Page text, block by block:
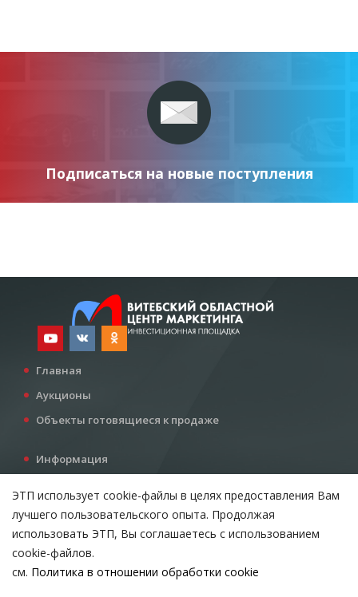
Подписаться на новые поступления
Главная
Аукционы
Объекты готовящиеся к продаже
Информация
Все для инвестора
Контакты
Возникли вопросы?
ЭТП использует cookie-файлы в целях предоставления Вам
лучшего пользовательского опыта. Продолжая
использовать ЭТП, Вы соглашаетесь с использованием
cookie-файлов.
см. Политика в отношении обработки cookie